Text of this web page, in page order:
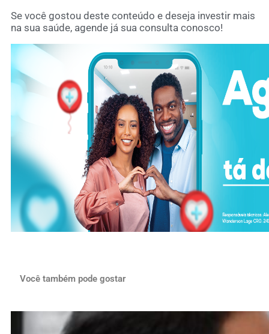
Se você gostou deste conteúdo e deseja investir mais
na sua saúde, agende já sua consulta conosco!
Você também pode gostar